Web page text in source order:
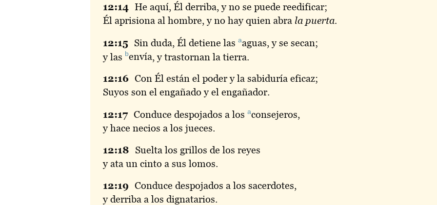
12:14 He aquí, Él derriba, y no se puede reedificar;
Él aprisiona al hombre, y no hay quien abra la puerta.
12:15 Sin duda, Él detiene las aaguas, y se secan;
y las benvía , y trastornan la tierra.
12:16 Con Él están el poder y la sabiduría eficaz;
Suyos son el engañado y el engañador.
12:17 Conduce despojados a los aconsejeros,
y hace necios a los jueces.
12:18 Suelta los grillos de los reyes
y ata un cinto a sus lomos.
12:19 Conduce despojados a los sacerdotes,
y derriba a los dignatarios.